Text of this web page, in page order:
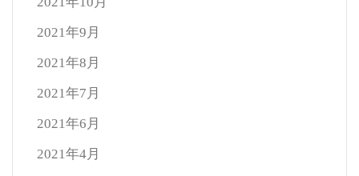
2021年9月
2021年8月
2021年7月
2021年6月
2021年4月